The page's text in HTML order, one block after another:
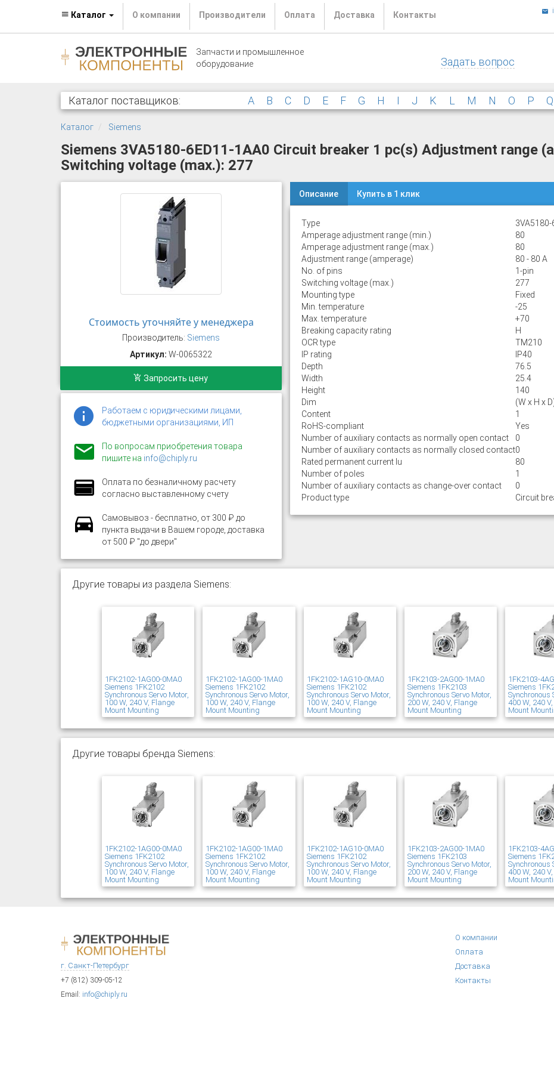
Каталог О компании Производители Оплата Доставка Контакты
Запчасти и промышленное
оборудование
Задать вопрос
Каталог поставщиков: A B C D E F G H I J K L M N O P
Каталог Siemens
Siemens 3VA5180-6ED11-1AA0 Circuit breaker 1 pc(s) Adjustment range
Switching voltage (max.): 277
Стоимость уточняйте у менеджера
Производитель: Siemens
Артикул: W-0065322
Запросить цену
Работаем с юридическими лицами,
бюджетными организациями, ИП
По вопросам приобретения товара
пишите на info@chiply.ru
Оплата по безналичному расчету
согласно выставленному счету
Самовывоз - бесплатно, от 300 ₽ до
пункта выдачи в Вашем городе, доставка
от 500 ₽ "до двери"
Описание Купить в 1 клик
Type
3VA5180-
Amperage adjustment range (min.)
80
Amperage adjustment range (max.)
80
Adjustment range (amperage)
80 - 80 A
No. of pins
1-pin
Switching voltage (max.)
277
Mounting type
Fixed
Min. temperature
-25
Max. temperature
+70
Breaking capacity rating
H
OCR type
TM210
IP rating
IP40
Depth
76.5
Width
25.4
Height
140
Dim
(W x H x
Content
1
RoHS-compliant
Yes
Number of auxiliary contacts as normally open contact
0
Number of auxiliary contacts as normally closed contact0
Rated permanent current Iu
80
Number of poles
1
Number of auxiliary contacts as change-over contact
0
Product type
Circuit
Другие товары из раздела Siemens:
1FK2102-1AG00-0MA0
Siemens 1FK2102
Synchronous Servo Motor,
100 W, 240 V, Flange
Mount Mounting
1FK2102-1AG00-1MA0
Siemens 1FK2102
Synchronous Servo Motor,
100 W, 240 V, Flange
Mount Mounting
1FK2102-1AG10-0MA0
Siemens 1FK2102
Synchronous Servo Motor,
100 W, 240 V, Flange
Mount Mounting
1FK2103-2AG00-1MA0
Siemens 1FK2103
Synchronous Servo Motor,
200 W, 240 V, Flange
Mount Mounting
1FK2103-
Siemens
Synchronous
400 W, 240
Mount
Другие товары бренда Siemens:
1FK2102-1AG00-0MA0
Siemens 1FK2102
Synchronous Servo Motor,
100 W, 240 V, Flange
Mount Mounting
1FK2102-1AG00-1MA0
Siemens 1FK2102
Synchronous Servo Motor,
100 W, 240 V, Flange
Mount Mounting
1FK2102-1AG10-0MA0
Siemens 1FK2102
Synchronous Servo Motor,
100 W, 240 V, Flange
Mount Mounting
1FK2103-2AG00-1MA0
Siemens 1FK2103
Synchronous Servo Motor,
200 W, 240 V, Flange
Mount Mounting
1FK2103-
Siemens
Synchronous
400 W, 240
Mount
г. Санкт-Петербург
+7 (812) 309-05-12
Email: info@chiply.ru
О компании
Оплата
Доставка
Контакты